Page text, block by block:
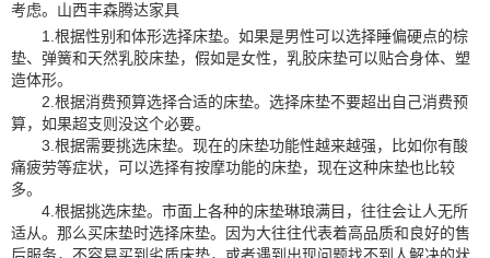
考虑。山西丰森腾达家具
1.根据性别和体形选择床垫。如果是男性可以选择睡偏硬点的棕
垫、弹簧和天然乳胶床垫，假如是女性，乳胶床垫可以贴合身体、塑
造体形。
2.根据消费预算选择合适的床垫。选择床垫不要超出自己消费预
算，如果超支则没这个必要。
3.根据需要挑选床垫。现在的床垫功能性越来越强，比如你有酸
痛疲劳等症状，可以选择有按摩功能的床垫，现在这种床垫也比较
多。
4.根据挑选床垫。市面上各种的床垫琳琅满目，往往会让人无所
适从。那么买床垫时选择床垫。因为大往往代表着高品质和良好的售